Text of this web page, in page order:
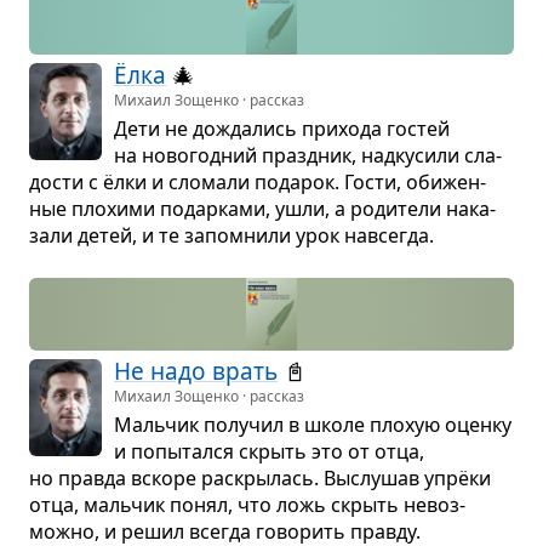
Ёлка 🎄
Михаил Зощенко · рассказ
Дети не дожда­лись при­хода гостей
на ново­год­ний празд­ник, над­ку­сили сла­
до­сти с ёлки и сло­мали пода­рок. Гости, оби­жен­
ные пло­хими подар­ками, ушли, а роди­тели нака­
зали детей, и те запо­мнили урок навсе­гда.
Не надо врать 📓
Михаил Зощенко · рассказ
Маль­чик полу­чил в школе плохую оценку
и попы­тался скрыть это от отца,
но правда вскоре рас­кры­лась. Выслу­шав упрёки
отца, маль­чик понял, что ложь скрыть невоз­
можно, и решил все­гда гово­рить правду.